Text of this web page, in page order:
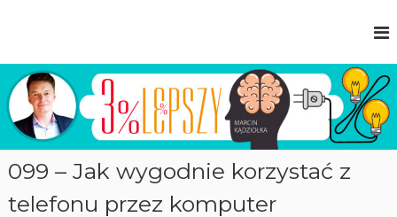
n
e
n
099 – Jak wygodnie korzystać z
telefonu przez komputer